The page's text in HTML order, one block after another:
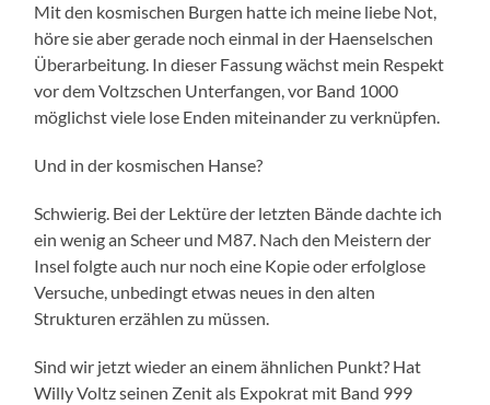
Mit den kosmischen Burgen hatte ich meine liebe Not,
höre sie aber gerade noch einmal in der Haenselschen
Überarbeitung. In dieser Fassung wächst mein Respekt
vor dem Voltzschen Unterfangen, vor Band 1000
möglichst viele lose Enden miteinander zu verknüpfen.
Und in der kosmischen Hanse?
Schwierig. Bei der Lektüre der letzten Bände dachte ich
ein wenig an Scheer und M87. Nach den Meistern der
Insel folgte auch nur noch eine Kopie oder erfolglose
Versuche, unbedingt etwas neues in den alten
Strukturen erzählen zu müssen.
Sind wir jetzt wieder an einem ähnlichen Punkt? Hat
Willy Voltz seinen Zenit als Expokrat mit Band 999